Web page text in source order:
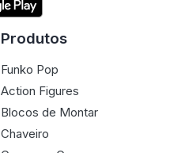
Produtos
Funko Pop
Action Figures
Blocos de Montar
Chaveiro